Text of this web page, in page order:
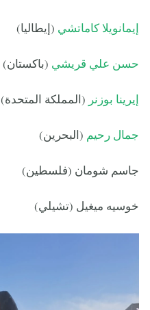
إيمانويلا كاماتشي (إيطاليا)
حسن علي قريشي (باكستان)
إيرينا بوزنر (المملكة المتحدة)
جمال رحيم (البحرين)
جاسم شومان (فلسطين)
خوسيه ميغيل (تشيلي)